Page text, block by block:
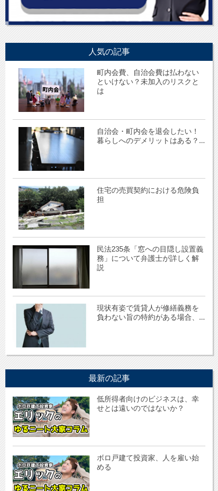
人気の記事
町内会費、自治会費は払わない
といけない？未加入のリスクと
は
自治会・町内会を退会したい！
暮らしへのデメリットはある？...
住宅の売買契約における危険負
担
民法235条「窓への目隠し設置義
務」について弁護士が詳しく解
説
現状有姿で賃貸人が修繕義務を
負わない旨の特約がある場合、...
最新の記事
低所得者向けのビジネスは、幸
せとは遠いのではないか？
ボロ戸建て投資家、人を雇い始
める